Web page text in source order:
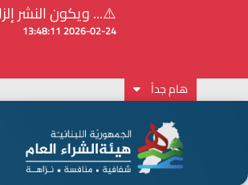
⚠️... ويكون النشر
2026-02-24 13:48:11
هام جداً